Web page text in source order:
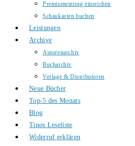
Premiumeintrag einreichen
Schaukasten buchen
Leistungen
Archive
Autorenarchiv
Bucharchiv
Verlage & Distributoren
Neue Bücher
Top-5 des Monats
Blog
Tinos Leseliste
Widerruf erklären